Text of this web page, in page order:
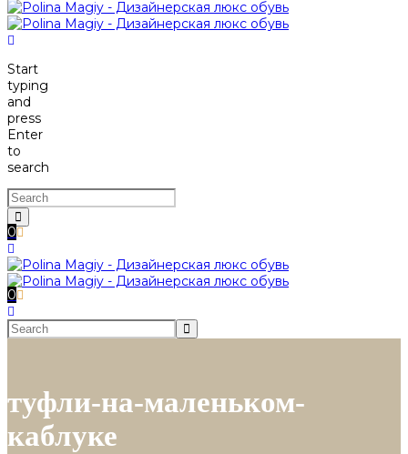
Start
typing
and
press
Enter
to
search
0
0
туфли-на-маленьком-
каблуке